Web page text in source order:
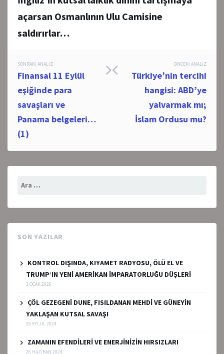
açarsan Osmanlının Ulu Camisine
saldırırlar…
Post
navigation
ÖNCEKI ANALIZ
Türkiye’nin tercihi
hangisi: ABD’ye
yalvarmak mı;
İslam Ordusu mu?
SONRAKI ANALIZ
Finansal 11 Eylül
eşiğinde para
savaşları ve
Panama belgeleri…
(1)
SON YAZILAR
KONTROL DIŞINDA, KIYAMET RADYOSU, ÖLÜ EL VE
TRUMP’IN YENİ AMERİKAN İMPARATORLUĞU DÜŞLERİ
1 OCAK 2026
ÇÖL GEZEGENİ DUNE, FISILDANAN MEHDİ VE GÜNEYİN
YAKLAŞAN KUTSAL SAVAŞI
29 EYLÜL 2024
ZAMANIN EFENDİLERİ VE ENERJİNİZİN HIRSIZLARI
26 HAZIRAN 2024